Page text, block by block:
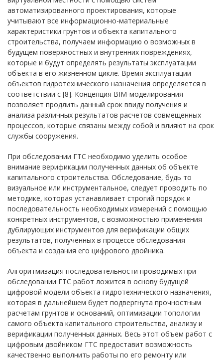
автоматизированного проектирования, которые
учитывают все информационно-материальные
характеристики грунтов и объекта капитального
строительства, получаем информацию о возможных в
будущем поверхностных и внутренних повреждениях,
которые и будут определять результаты эксплуатации
объекта в его жизненном цикле. Время эксплуатации
объектов гидротехнического назначения определяется в
соответствии с [8]. Концепция BIM-моделирования
позволяет продлить данный срок ввиду получения и
анализа различных результатов расчетов совмещенных
процессов, которые связаны между собой и влияют на срок
службы сооружения.
При обследовании ГТС необходимо уделить особое
внимание верификации полученных данных об объекте
капитального строительства. Обследование, будь то
визуальное или инструментальное, следует проводить по
методике, которая устанавливает строгий порядок и
последовательность необходимых измерений с помощью
конкретных инструментов, с возможностью применения
дублирующих инструментов для верификации общих
результатов, полученных в процессе обследования
объекта и создания его цифрового двойника.
Алгоритмизация последовательности проводимых при
обследовании ГТС работ ложится в основу будущей
цифровой модели объекта гидротехнического назначения,
которая в дальнейшем будет подвергнута прочностным
расчетам грунтов и оснований, оптимизации топологии
самого объекта капитального строительства, анализу и
верификации полученных данных. Весь этот объем работ с
цифровым двойником ГТС предоставит возможность
качественно выполнить работы по его ремонту или